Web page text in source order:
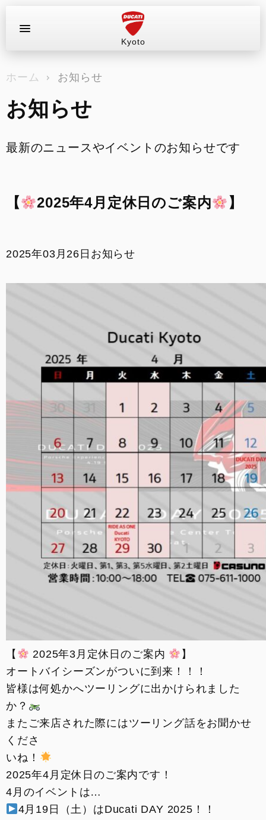
Kyoto
ラインナップ
店舗情報
新車
試乗車（レンタル）
DOC京都
お支払いシミュレーション
コンフィギュレーター
お問い合わせ
ホーム お知らせ
お知らせ
最新のニュースやイベントのお知らせです
【 2025年4月定休日のご案内 】
2025年03月26日 お知らせ
【 2025年3月定休日のご案内
】
オートバイシーズンがついに到来！！！
皆様は何処かへツーリングに出かけられました
か？
またご来店された際にはツーリング話をお聞かせ
くださ
いね！
2025年4月定休日のご案内です！
4月のイベントは…
4月19日（土）はDucati DAY 2025！！